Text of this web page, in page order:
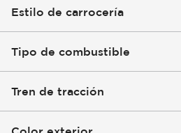
Estilo de carrocería
Tipo de combustible
Tren de tracción